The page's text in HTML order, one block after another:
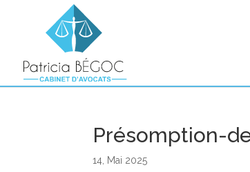
Présomption-
14, Mai 2025